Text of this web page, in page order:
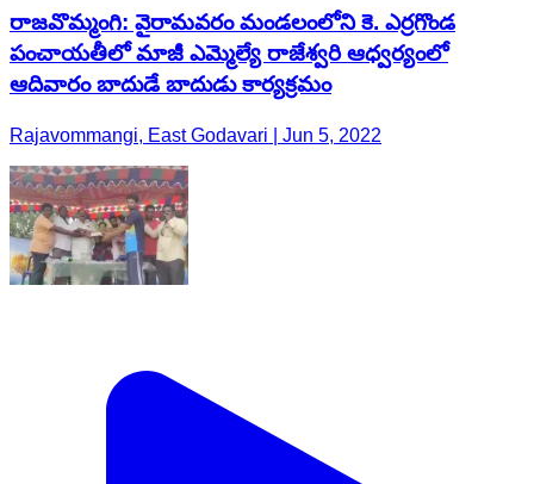
రాజవొమ్మంగి: వైరామవరం మండలంలోని కె. ఎర్రగొండ
పంచాయతీలో మాజీ ఎమ్మెల్యే రాజేశ్వరి ఆధ్వర్యంలో
ఆదివారం బాదుడే బాదుడు కార్యక్రమం
Rajavommangi, East Godavari | Jun 5, 2022